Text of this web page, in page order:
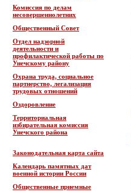
Комиссия по делам
несовершеннолетних
Общественный Совет
Отдел надзорной
деятельности и
профилактической работы по
Унечскому району
Охрана труда, социальное
партнерство, легализация
трудовых отношений
Оздоровление
Территориальная
избирательная комиссия
Унечского района
Законодательная карта сайта
Календарь памятных дат
военной истории России
Общественные приемные